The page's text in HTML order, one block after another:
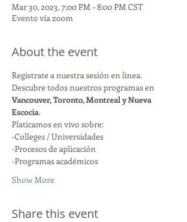
Mar 30, 2023, 7:00 PM – 8:00 PM CST
Evento vía zoom
About the event
Registrate a nuestra sesión en linea.
Descubre todos nuestros programas en
Vancouver, Toronto, Montreal y Nueva
Escocia.
Platicamos en vivo sobre:
-Colleges / Universidades
-Procesos de aplicación
-Programas académicos
Show More
Share this event